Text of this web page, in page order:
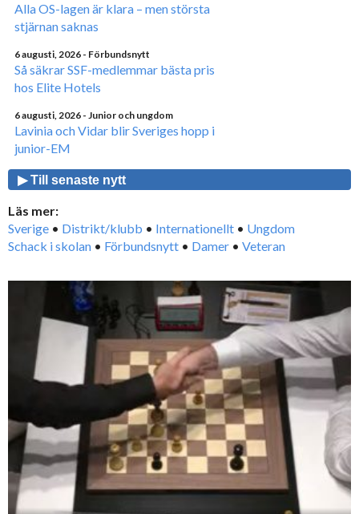
Alla OS-lagen är klara – men största
stjärnan saknas
6 augusti, 2026 - Förbundsnytt
Så säkrar SSF-medlemmar bästa pris
hos Elite Hotels
6 augusti, 2026 - Junior och ungdom
Lavinia och Vidar blir Sveriges hopp i
junior-EM
▶ Till senaste nytt
Läs mer:
Sverige • Distrikt/klubb • Internationellt • Ungdom
Schack i skolan • Förbundsnytt • Damer • Veteran